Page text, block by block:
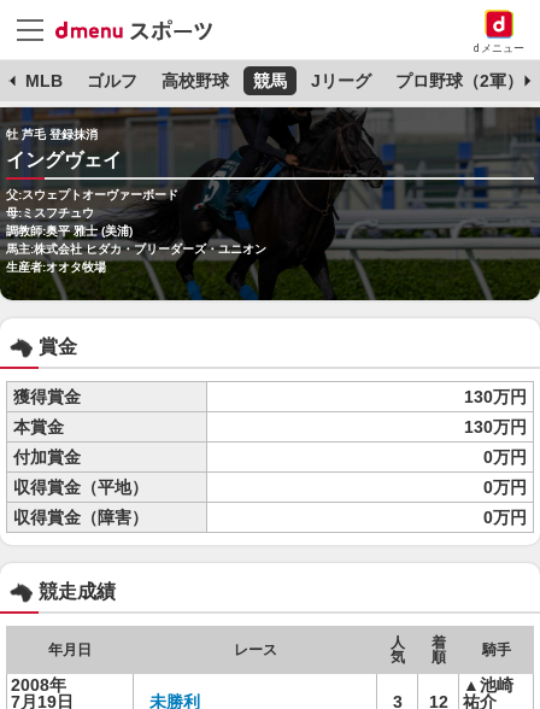
dメニュー
MLB ゴルフ 高校野球 競馬 Jリーグ プロ野球（2軍）
牡 芦毛 登録抹消
イングヴェイ
父:スウェプトオーヴァーボード
母:ミスフチュウ
調教師:奥平 雅士 (美浦)
馬主:株式会社 ヒダカ・ブリーダーズ・ユニオン
生産者:オオタ牧場
賞金
獲得賞金
130万円
本賞金
130万円
付加賞金
0万円
収得賞金（平地）
0万円
収得賞金（障害）
0万円
競走成績
年月日 レース
人
気
着
順
騎手
2008年
7月19日
未勝利 3 12
▲池崎
祐介